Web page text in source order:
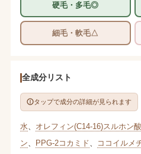
硬毛・多毛◎
細毛・軟毛△
全成分リスト
タップで成分の詳細が見られます
水 オレフィン(C14-16)スルホン
ン
PPG-2コカミド ココイルメ